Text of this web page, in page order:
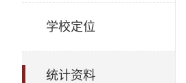
学校定位
统计资料